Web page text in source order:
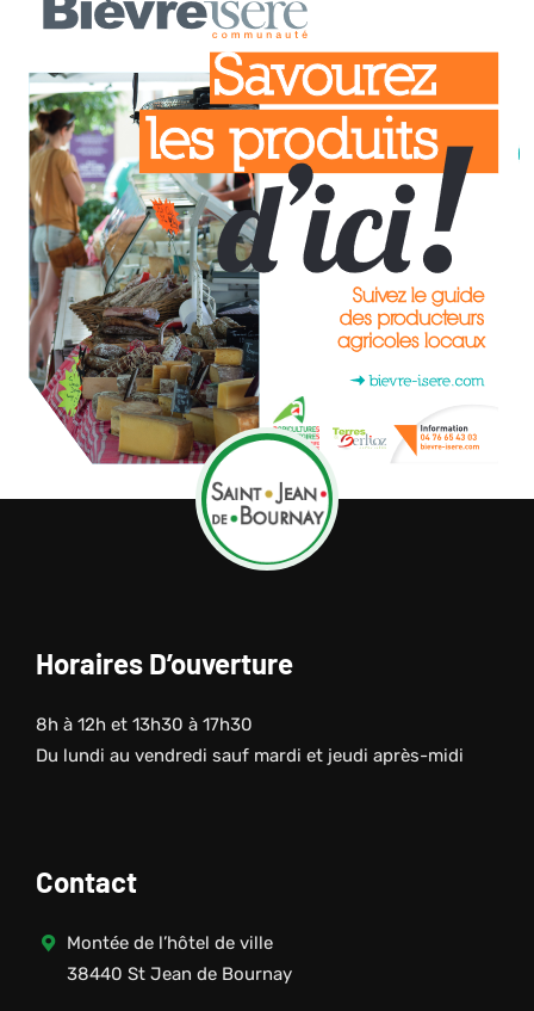
Horaires D’ouverture
8h à 12h et 13h30 à 17h30
Du lundi au vendredi sauf mardi et jeudi après-midi
Contact
Montée de l’hôtel de ville
38440 St Jean de Bournay